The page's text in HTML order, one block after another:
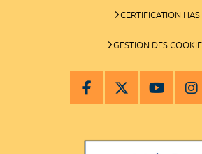
CERTIFICATION HAS
GESTION DES